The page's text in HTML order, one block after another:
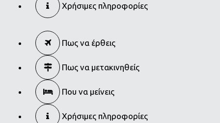
Χρήσιμες πληροφορίες
Πως να έρθεις
Πως να μετακινηθείς
Που να μείνεις
Χρήσιμες πληροφορίες